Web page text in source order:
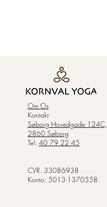
Om Os
Kontakt
Søborg Hovedgade 124C,
2860 Søborg
Tel: 40 79 22 45
CVR. 33086938
Konto: 5013-1370558.